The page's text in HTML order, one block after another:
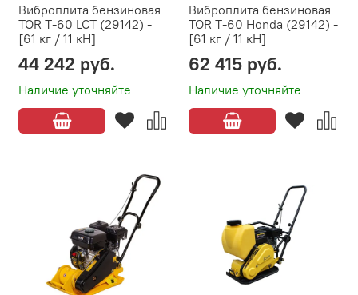
Виброплита бензиновая
TOR T-60 LCT (29142) -
[61 кг / 11 кН]
Наличие уточняйте
44 242 руб.
Виброплита бензиновая
TOR T-60 Honda (29142) -
[61 кг / 11 кН]
Наличие уточняйте
62 415 руб.